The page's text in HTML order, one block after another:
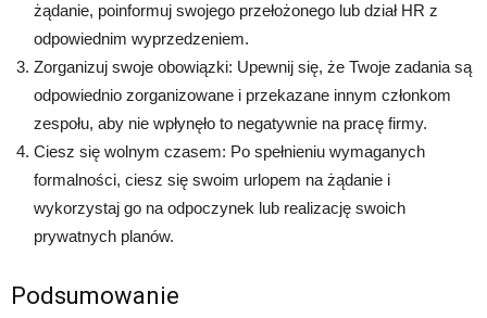
żądanie, poinformuj swojego przełożonego lub dział HR z
odpowiednim wyprzedzeniem.
Zorganizuj swoje obowiązki: Upewnij się, że Twoje zadania są
odpowiednio zorganizowane i przekazane innym członkom
zespołu, aby nie wpłynęło to negatywnie na pracę firmy.
Ciesz się wolnym czasem: Po spełnieniu wymaganych
formalności, ciesz się swoim urlopem na żądanie i
wykorzystaj go na odpoczynek lub realizację swoich
prywatnych planów.
Podsumowanie